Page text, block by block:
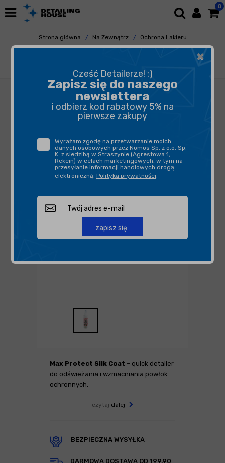
0
Strona główna Na Zewnątrz
Ochrona Lakieru
Quick Detailery
Max Protect Silk Coat – quick detailer
do odświeżania i wzmacniania powłok
ochronnych.
czytaj dalej
BEZPIECZNA WYSYŁKA
DARMOWA DOSTAWA OD 199,90
×
Cześć Detailerze! :)
Zapisz się do naszego
newslettera
i odbierz kod rabatowy 5% na
pierwsze zakupy
Wyrażam zgodę na przetwarzanie moich
danych osobowych przez Nomos Sp. z o.o. Sp.
K. z siedzibą w Straszynie (Agrestowa 1,
Rekcin) w celach marketingowych, w tym na
przesyłanie informacji handlowych drogą
elektroniczną. Polityka prywatności.
zapisz się